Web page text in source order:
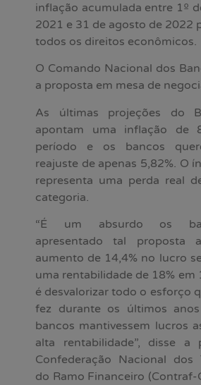
inflação acumulada entre 1º
2021 e 31 de agosto de 2022
todos os direitos econômicos.
O Comando Nacional dos
a proposta em mesa de
As últimas projeções do
apontam uma inflação de
período e os bancos
reajuste de apenas 5,82%. O
representa uma perda real
categoria.
“É um absurdo os
apresentado tal proposta
aumento de 14,4% no lucro
uma rentabilidade de 18% em
é desvalorizar todo o esforço
fez durante os últimos
bancos mantivessem lucros
alta rentabilidade”, disse a
Confederação Nacional dos
do Ramo Financeiro (Contraf-